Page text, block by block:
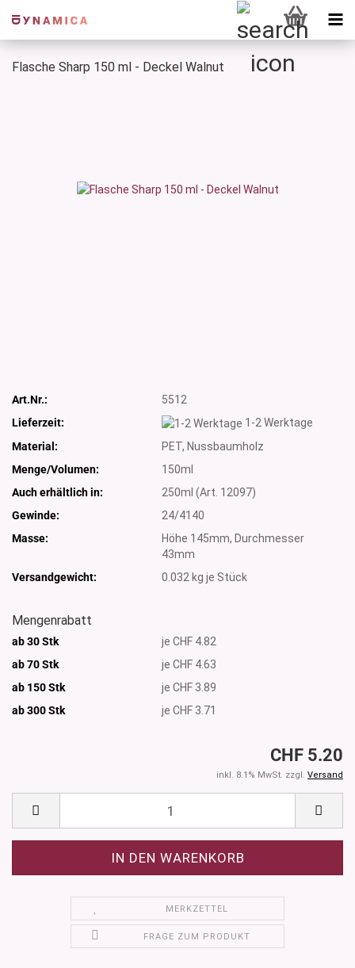
Flasche Sharp 150 ml - Deckel Walnut
Art.Nr.:
5512
Lieferzeit:
1-2 Werktage
Material:
PET, Nussbaumholz
Menge/Volumen:
150ml
Auch erhältlich in:
250ml (Art. 12097)
Gewinde:
24/4140
Masse:
Höhe 145mm, Durchmesser
43mm
Versandgewicht:
0.032 kg je Stück
Mengenrabatt
ab 30 Stk
je CHF 4.82
ab 70 Stk
je CHF 4.63
ab 150 Stk
je CHF 3.89
ab 300Stk je CHF 3.71
CHF 5.20
inkl. 8.1% MwSt. zzgl. Versand
MERKZETTEL
FRAGE ZUM PRODUKT